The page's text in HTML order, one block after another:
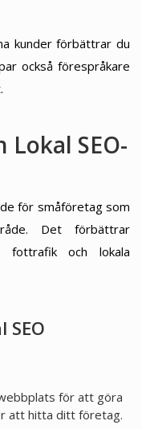
kunder förbättrar du
också förespråkare
SEO-
för småföretag som
Det förbättrar
fottrafik och lokala
för att göra
att hitta ditt företag.